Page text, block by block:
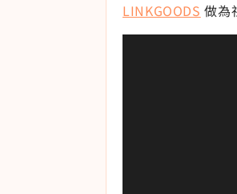
LINKGOODS 做為